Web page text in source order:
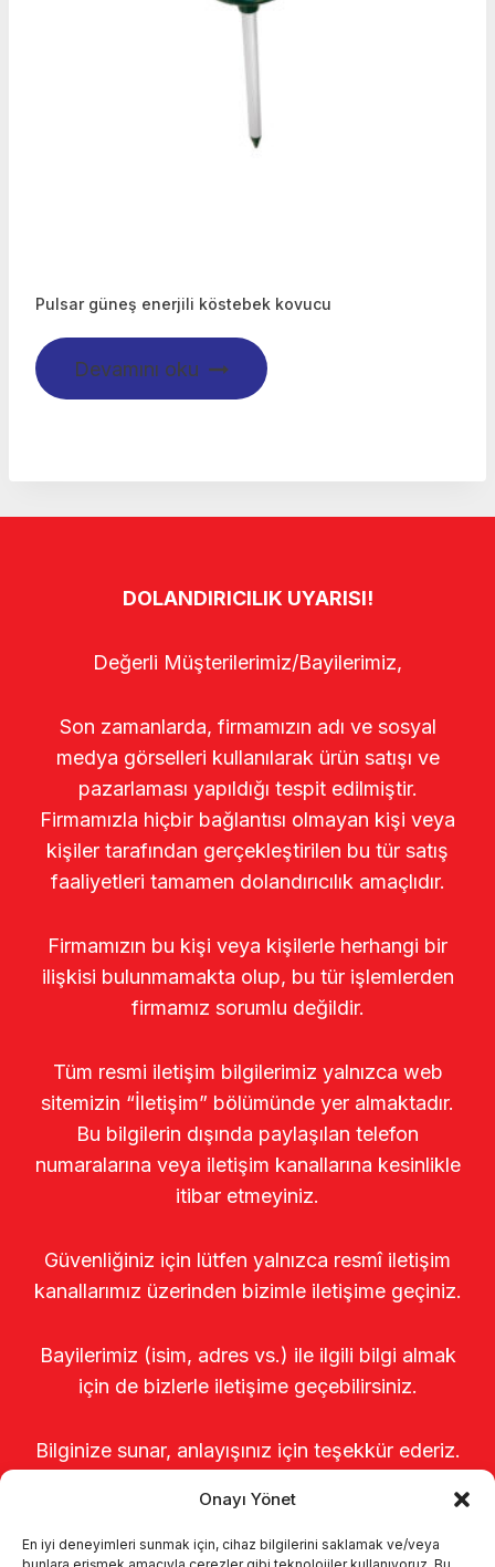
Onayı Yönet
En iyi deneyimleri sunmak için, cihaz bilgilerini saklamak ve/veya
Pulsar güneş enerjili köstebek kovucu
Devamını oku
DOLANDIRICILIK UYARISI!
Değerli Müşterilerimiz/Bayilerimiz,
Son zamanlarda, firmamızın adı ve sosyal
medya görselleri kullanılarak ürün satışı ve
pazarlaması yapıldığı tespit edilmiştir.
Firmamızla hiçbir bağlantısı olmayan kişi veya
kişiler tarafından gerçekleştirilen bu tür satış
faaliyetleri tamamen dolandırıcılık amaçlıdır.
Firmamızın bu kişi veya kişilerle herhangi bir
ilişkisi bulunmamakta olup, bu tür işlemlerden
firmamız sorumlu değildir.
Tüm resmi iletişim bilgilerimiz yalnızca web
sitemizin “İletişim” bölümünde yer almaktadır.
Bu bilgilerin dışında paylaşılan telefon
numaralarına veya iletişim kanallarına kesinlikle
itibar etmeyiniz.
Güvenliğiniz için lütfen yalnızca resmî iletişim
kanallarımız üzerinden bizimle iletişime geçiniz.
Bayilerimiz (isim, adres vs.) ile ilgili bilgi almak
için de bizlerle iletişime geçebilirsiniz.
Bilginize sunar, anlayışınız için teşekkür ederiz.